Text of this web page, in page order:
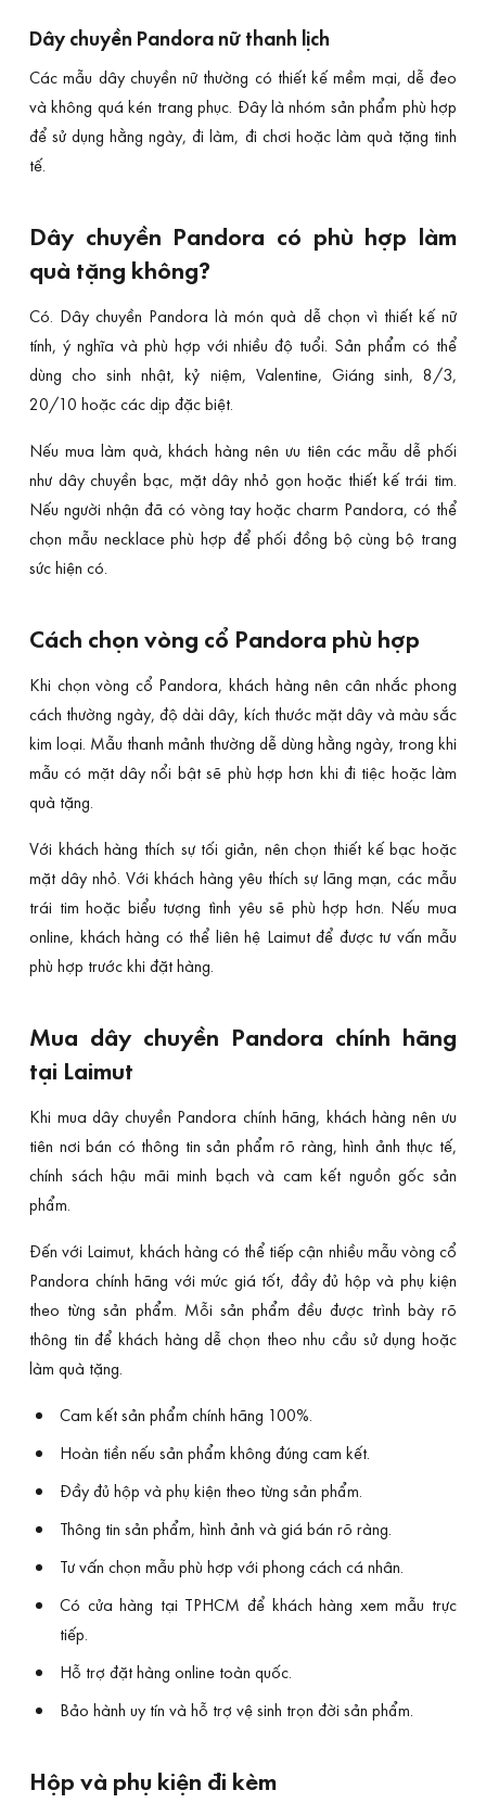
Dây chuyền Pandora nữ thanh lịch
Các mẫu dây chuyền nữ thường có thiết kế mềm mại, dễ đeo
và không quá kén trang phục. Đây là nhóm sản phẩm phù hợp
để sử dụng hằng ngày, đi làm, đi chơi hoặc làm quà tặng tinh
tế.
Dây chuyền Pandora có phù hợp làm
quà tặng không?
Có. Dây chuyền Pandora là món quà dễ chọn vì thiết kế nữ
tính, ý nghĩa và phù hợp với nhiều độ tuổi. Sản phẩm có thể
dùng cho sinh nhật, kỷ niệm, Valentine, Giáng sinh, 8/3,
20/10 hoặc các dịp đặc biệt.
Nếu mua làm quà, khách hàng nên ưu tiên các mẫu dễ phối
như dây chuyền bạc, mặt dây nhỏ gọn hoặc thiết kế trái tim.
Nếu người nhận đã có vòng tay hoặc charm Pandora, có thể
chọn mẫu necklace phù hợp để phối đồng bộ cùng bộ trang
sức hiện có.
Cách chọn vòng cổ Pandora phù hợp
Khi chọn vòng cổ Pandora, khách hàng nên cân nhắc phong
cách thường ngày, độ dài dây, kích thước mặt dây và màu sắc
kim loại. Mẫu thanh mảnh thường dễ dùng hằng ngày, trong khi
mẫu có mặt dây nổi bật sẽ phù hợp hơn khi đi tiệc hoặc làm
quà tặng.
Với khách hàng thích sự tối giản, nên chọn thiết kế bạc hoặc
mặt dây nhỏ. Với khách hàng yêu thích sự lãng mạn, các mẫu
trái tim hoặc biểu tượng tình yêu sẽ phù hợp hơn. Nếu mua
online, khách hàng có thể liên hệ Laimut để được tư vấn mẫu
phù hợp trước khi đặt hàng.
Mua dây chuyền Pandora chính hãng
tại Laimut
Khi mua dây chuyền Pandora chính hãng, khách hàng nên ưu
tiên nơi bán có thông tin sản phẩm rõ ràng, hình ảnh thực tế,
chính sách hậu mãi minh bạch và cam kết nguồn gốc sản
phẩm.
Đến với Laimut, khách hàng có thể tiếp cận nhiều mẫu vòng cổ
Pandora chính hãng với mức giá tốt, đầy đủ hộp và phụ kiện
theo từng sản phẩm. Mỗi sản phẩm đều được trình bày rõ
thông tin để khách hàng dễ chọn theo nhu cầu sử dụng hoặc
làm quà tặng.
Cam kết sản phẩm chính hãng 100%.
Hoàn tiền nếu sản phẩm không đúng cam kết.
Đầy đủ hộp và phụ kiện theo từng sản phẩm.
Thông tin sản phẩm, hình ảnh và giá bán rõ ràng.
Tư vấn chọn mẫu phù hợp với phong cách cá nhân.
Có cửa hàng tại TPHCM để khách hàng xem mẫu trực
tiếp.
Hỗ trợ đặt hàng online toàn quốc.
Bảo hành uy tín và hỗ trợ vệ sinh trọn đời sản phẩm.
Hộp và phụ kiện đi kèm